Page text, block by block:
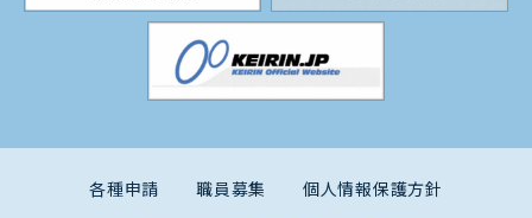
各種申請 職員募集 個人情報保護方針